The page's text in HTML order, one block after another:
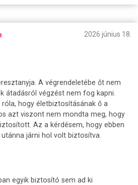
2026 június 18.
A végrendeletébe őt nem
átadásról végzést nem fog kapni.
hogy életbiztosításának ő a
azt viszont nem mondta meg, hogy
Az a kérdésem, hogy ebben
járni hol volt biztosítva.
egyik biztosító sem ad ki